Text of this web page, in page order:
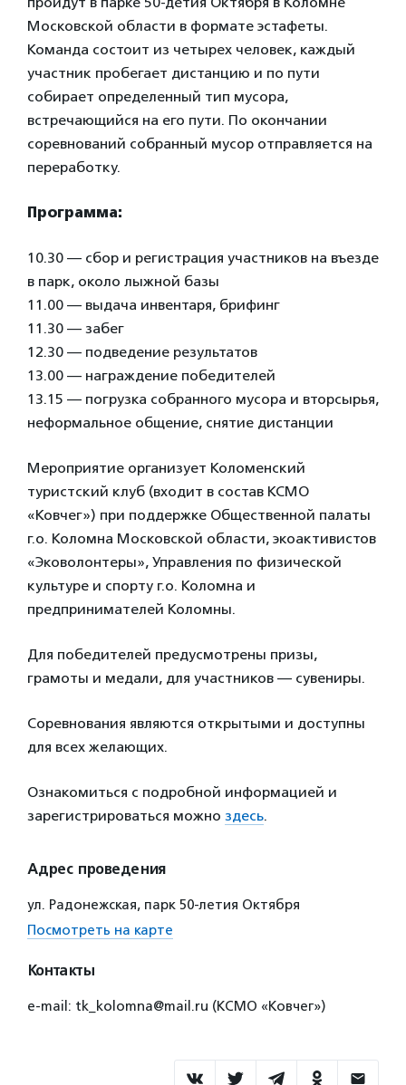
Московской области в формате эстафеты.
Команда состоит из четырех человек, каждый
участник пробегает дистанцию и по пути
собирает определенный тип мусора,
встречающийся на его пути. По окончании
соревнований собранный мусор отправляется на
переработку.
Программа:
10.30 — сбор и регистрация участников на въезде
в парк, около лыжной базы
11.00 — выдача инвентаря, брифинг
11.30 — забег
12.30 — подведение результатов
13.00 — награждение победителей
13.15 — погрузка собранного мусора и вторсырья,
неформальное общение, снятие дистанции
Мероприятие организует Коломенский
туристский клуб (входит в состав КСМО
«Ковчег») при поддержке Общественной палаты
г.о. Коломна Московской области, экоактивистов
«Эковолонтеры», Управления по физической
культуре и спорту г.о. Коломна и
предпринимателей Коломны.
Для победителей предусмотрены призы,
грамоты и медали, для участников — сувениры.
Соревнования являются открытыми и доступны
для всех желающих.
Ознакомиться с подробной информацией и
зарегистрироваться можно здесь.
Адрес проведения
ул. Радонежская, парк 50-летия Октября
Посмотреть на карте
Контакты
e-mail: tk_kolomna@mail.ru (КСМО «Ковчег»)